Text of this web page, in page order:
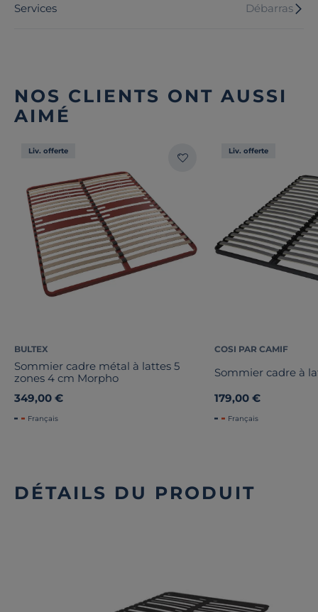
Services Débarras
NOS CLIENTS ONT AUSSI
AIMÉ
Liv. offerte
BULTEX
Sommier cadre métal à lattes 5
zones 4 cm Morpho
349,00 €
Français
Liv. offerte
COSI PAR CAMIF
Sommier cadre à
179,00 €
Français
DÉTAILS DU PRODUIT